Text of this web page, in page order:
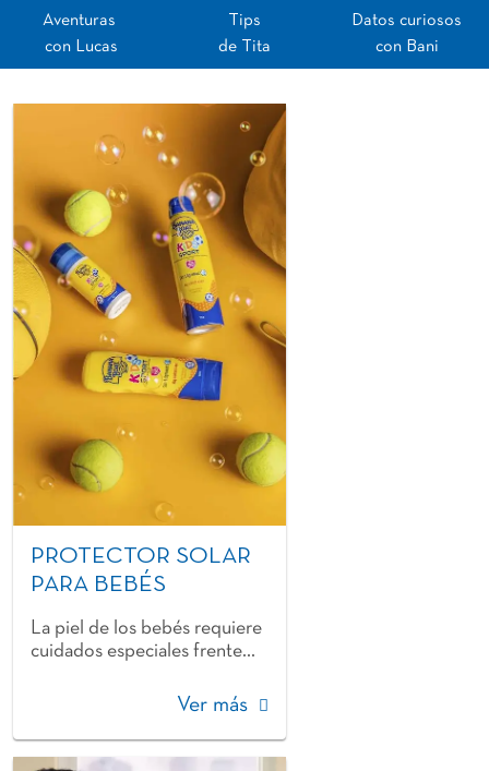
Aventuras
con Lucas
Tips
de Tita
Datos curiosos
con Bani
PROTECTOR SOLAR
PARA BEBÉS
La piel de los bebés requiere
cuidados especiales frente...
Ver más